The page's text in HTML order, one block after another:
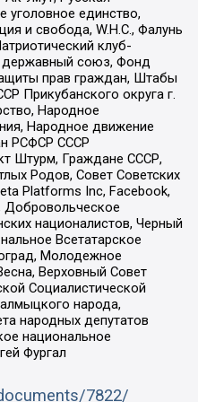
уголовное единство,
и свобода, W.H.С., Фалунь
клуб-
союз, Фонд
прав граждан, Штабы
Прикубанского округа г.
Народное
Народное движение
РСФСР СССР
Штурм, Граждане СССР,
Родов, Совет Советских
Platforms Inc, Facebook,
Добровольческое
националистов, Черный
Всетатарское
Молодежное
Верховный Совет
Социалистической
народа,
народных депутатов
национальное
Фургал
7822/